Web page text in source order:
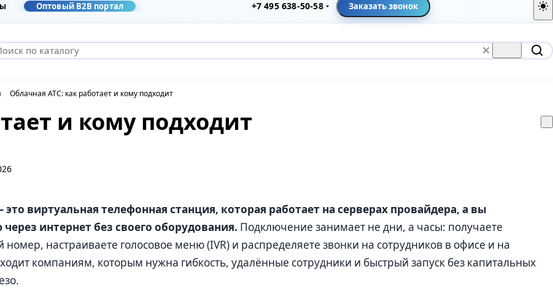
Оптовый B2B портал +7 495 638-50-58 Заказать звонок
Облачная АТС: как работает и кому подходит
и кому подходит
виртуальная телефонная станция, которая работает на серверах провайдера, а вы
через интернет без своего оборудования. Подключение занимает не дни, а часы: получаете
настраиваете голосовое меню (IVR) и распределяете звонки на сотрудников в офисе и на
компаниям, которым нужна гибкость, удалённые сотрудники и быстрый запуск без капитальных